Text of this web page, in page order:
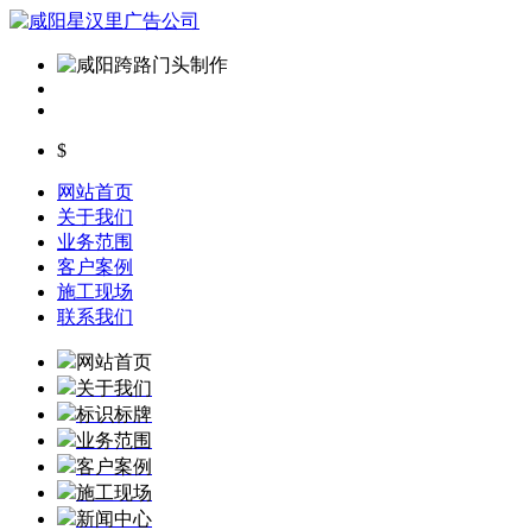
$
网站首页
关于我们
业务范围
客户案例
施工现场
联系我们
网站首页
关于我们
标识标牌
业务范围
客户案例
施工现场
新闻中心